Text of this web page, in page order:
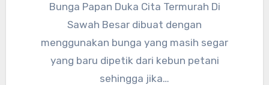
Bunga Papan Duka Cita Termurah Di
Sawah Besar dibuat dengan
menggunakan bunga yang masih segar
yang baru dipetik dari kebun petani
sehingga jika…